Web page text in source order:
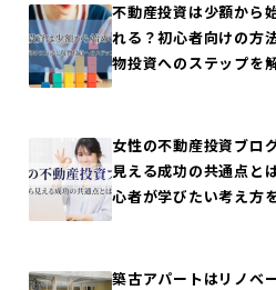
不動産投資は少額から
れる？初心者向けの方
物投資へのステップを
女性の不動産投資ブロ
見える成功の共通点と
心者が学びたい考え方
築古アパートはリノベ